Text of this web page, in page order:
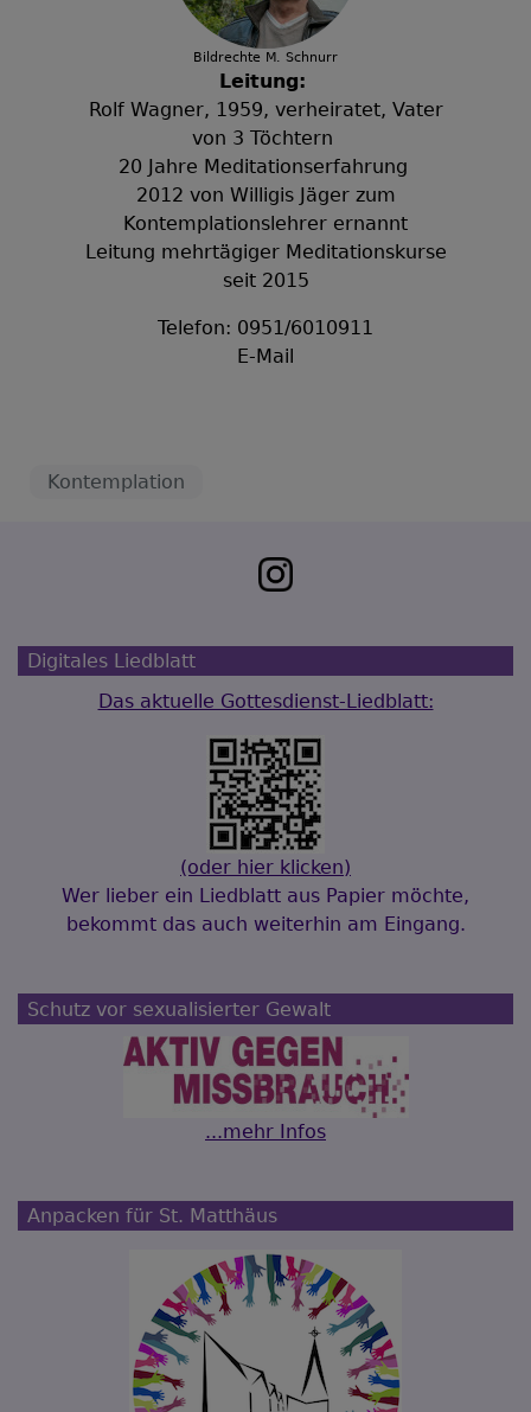
Bildrechte M. Schnurr
Leitung:
Rolf Wagner, 1959, verheiratet, Vater
von 3 Töchtern
20 Jahre Meditationserfahrung
2012 von Willigis Jäger zum
Kontemplationslehrer ernannt
Leitung mehrtägiger Meditationskurse
seit 2015
Telefon: 0951/6010911
E-Mail
Kontemplation
Digitales Liedblatt
Das aktuelle Gottesdienst-Liedblatt:
(oder hier klicken)
Wer lieber ein Liedblatt aus Papier möchte,
bekommt das auch weiterhin am Eingang.
Schutz vor sexualisierter Gewalt
...mehr Infos
Anpacken für St. Matthäus